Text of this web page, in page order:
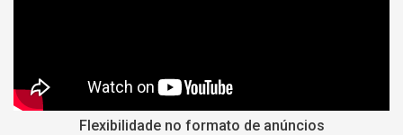
Flexibilidade no formato de anúncios